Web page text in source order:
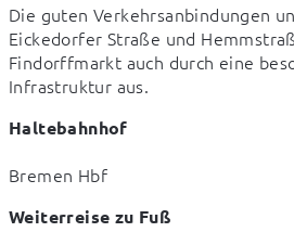
Die guten Verkehrsanbindungen
Eickedorfer Straße und
Findorffmarkt auch durch eine
Infrastruktur aus.
Haltebahnhof
Bremen Hbf
Weiterreise zu Fuß